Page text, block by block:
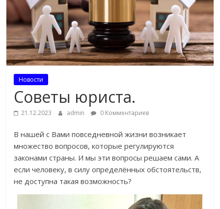
Новости
Советы юриста.
21.12.2023 admin 0 Комментариев
В нашей с Вами повседневной жизни возникает
множество вопросов, которые регулируются
законами страны. И мы эти вопросы решаем сами. А
если человеку, в силу определённых обстоятельств,
не доступна такая возможность?